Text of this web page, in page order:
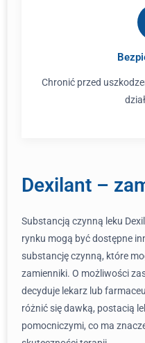
Chronić przed
Dexilant –
Substancją czynną leku
rynku mogą być dostępne
substancję czynną, które
zamienniki. O możliwości
decyduje lekarz lub
różnić się dawką, postacią
pomocniczymi, co ma